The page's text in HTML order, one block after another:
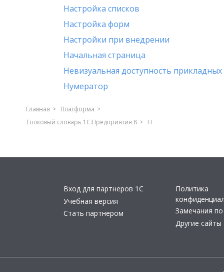
Настройка списков
Настройка форм
Настройки при внедрении
Начальная страница
Невизуальная доступность
Нумератор
Главная
Платформа
Толковый словарь 1С:Предприятия 8
Н
Вход для партнеров 1С
Учебная версия
Стать партнером
Политика
Замечания по
Другие сайты